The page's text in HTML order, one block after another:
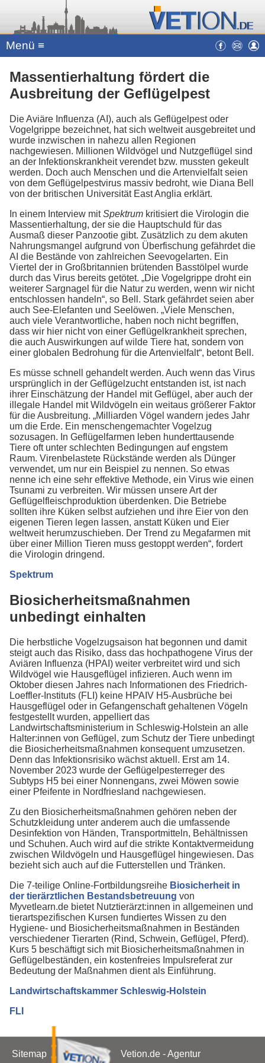
Menü ≡
Massentierhaltung fördert die
Ausbreitung der Geflügelpest
Die Aviäre Influenza (AI), auch als Geflügelpest oder
Vogelgrippe bezeichnet, hat sich weltweit ausgebreitet und
wurde inzwischen in nahezu allen Regionen
nachgewiesen. Millionen Wildvögel und Nutzgeflügel sind
an der Infektionskrankheit verendet bzw. mussten gekeult
werden. Doch auch Menschen und die Artenvielfalt seien
von dem Geflügelpestvirus massiv bedroht, wie Diana Bell
von der britischen Universität East Anglia erklärt.
In einem Interview mitSpektrum kritisiert die Virologin die
Massentierhaltung, der sie die Hauptschuld für das
Ausmaß dieser Panzootie gibt. Zusätzlich zu dem akuten
Nahrungsmangel aufgrund von Überfischung gefährdet die
AI die Bestände von zahlreichen Seevogelarten. Ein
Viertel der in Großbritannien brütenden Basstölpel wurde
durch das Virus bereits getötet. „Die Vogelgrippe droht ein
weiterer Sargnagel für die Natur zu werden, wenn wir nicht
entschlossen handeln“, so Bell. Stark gefährdet seien aber
auch See-Elefanten und Seelöwen. „Viele Menschen,
auch viele Verantwortliche, haben noch nicht begriffen,
dass wir hier nicht von einer Geflügelkrankheit sprechen,
die auch Auswirkungen auf wilde Tiere hat, sondern von
einer globalen Bedrohung für die Artenvielfalt“, betont Bell.
Es müsse schnell gehandelt werden. Auch wenn das Virus
ursprünglich in der Geflügelzucht entstanden ist, ist nach
ihrer Einschätzung der Handel mit Geflügel, aber auch der
illegale Handel mit Wildvögeln ein weitaus größerer Faktor
für die Ausbreitung. „Milliarden Vögel wandern jedes Jahr
um die Erde. Ein menschengemachter Vogelzug
sozusagen. In Geflügelfarmen leben hunderttausende
Tiere oft unter schlechten Bedingungen auf engstem
Raum. Virenbelastete Rückstände werden als Dünger
verwendet, um nur ein Beispiel zu nennen. So etwas
nenne ich eine sehr effektive Methode, ein Virus wie einen
Tsunami zu verbreiten. Wir müssen unsere Art der
Geflügelfleischproduktion überdenken. Die Betriebe
sollten ihre Küken selbst aufziehen und ihre Eier von den
eigenen Tieren legen lassen, anstatt Küken und Eier
weltweit herumzuschieben. Der Trend zu Megafarmen mit
über einer Million Tieren muss gestoppt werden“, fordert
die Virologin dringend.
Spektrum
Biosicherheitsmaßnahmen
unbedingt einhalten
Die herbstliche Vogelzugsaison hat begonnen und damit
steigt auch das Risiko, dass das hochpathogene Virus der
Aviären Influenza (HPAI) weiter verbreitet wird und sich
Wildvögel wie Hausgeflügel infizieren. Auch wenn im
Oktober diesen Jahres nach Informationen des Friedrich-
Loeffler-Instituts (FLI) keine HPAIV H5-Ausbrüche bei
Hausgeflügel oder in Gefangenschaft gehaltenen Vögeln
festgestellt wurden, appelliert das
Landwirtschaftsministerium in Schleswig-Holstein an alle
Halter:innen von Geflügel, zum Schutz der Tiere unbedingt
die Biosicherheitsmaßnahmen konsequent umzusetzen.
Denn das Infektionsrisiko wächst aktuell. Erst am 14.
November 2023 wurde der Geflügelpesterreger des
Subtyps H5 bei einer Nonnengans, zwei Möwen sowie
einer Pfeifente in Nordfriesland nachgewiesen.
Zu den Biosicherheitsmaßnahmen gehören neben der
Schutzkleidung unter anderem auch die umfassende
Desinfektion von Händen, Transportmitteln, Behältnissen
und Schuhen. Auch wird auf die strikte Kontaktvermeidung
zwischen Wildvögeln und Hausgeflügel hingewiesen. Das
bezieht sich auch auf die Futterstellen und Tränken.
Die 7-teilige Online-Fortbildungsreihe Biosicherheit in
der tierärztlichen Bestandsbetreuung von
Myvetlearn.de bietet Nutztierärzt:innen in allgemeinen und
tierartspezifischen Kursen fundiertes Wissen zu den
Hygiene- und Biosicherheitsmaßnahmen in Beständen
verschiedener Tierarten (Rind, Schwein, Geflügel, Pferd).
Kurs 5 beschäftigt sich mit Biosicherheitsmaßnahmen in
Geflügelbeständen, ein kostenfreies Impulsreferat zur
Bedeutung der Maßnahmen dient als Einführung.
Landwirtschaftskammer Schleswig-Holstein
FLI
Sitemap Vetion.de - Agentur